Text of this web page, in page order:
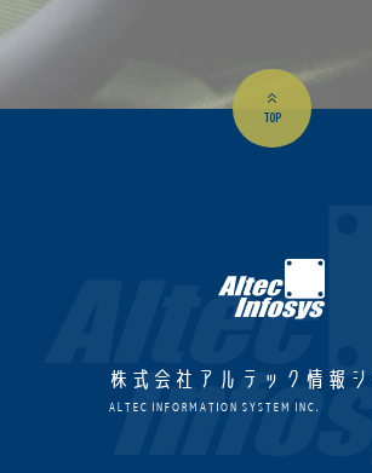
TOP
株式会社アルテック情報
ALTEC INFORMATION SYSTEM INC.